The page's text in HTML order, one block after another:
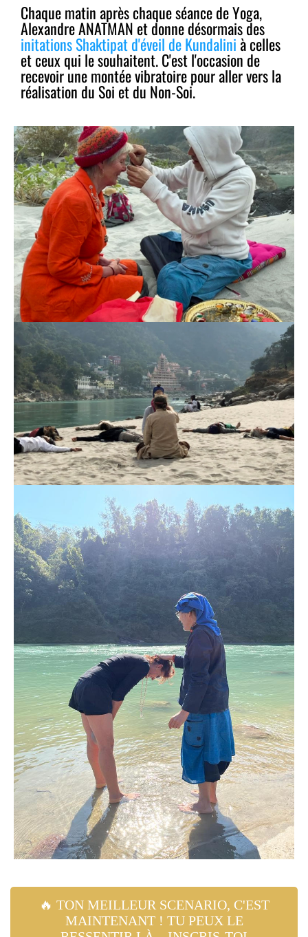
Chaque matin après chaque séance de Yoga,
Alexandre ANATMAN et donne désormais des
initations Shaktipat d'éveil de Kundalini à celles
et ceux qui le souhaitent. C'est l'occasion de
recevoir une montée vibratoire pour aller vers la
réalisation du Soi et du Non-Soi.
🔥 TON MEILLEUR SCENARIO, C'EST
MAINTENANT ! TU PEUX LE